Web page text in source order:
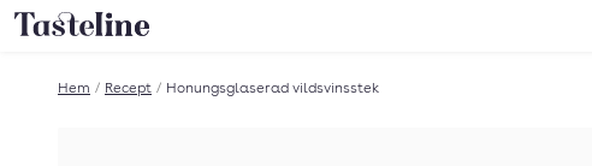
Till Tastelines startsida
Hem / Recept / Honungsglaserad vildsvinsstek